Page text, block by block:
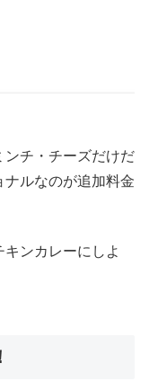
ンチ・チーズだけだ
ルなのが追加料金
ンカレーにしよ